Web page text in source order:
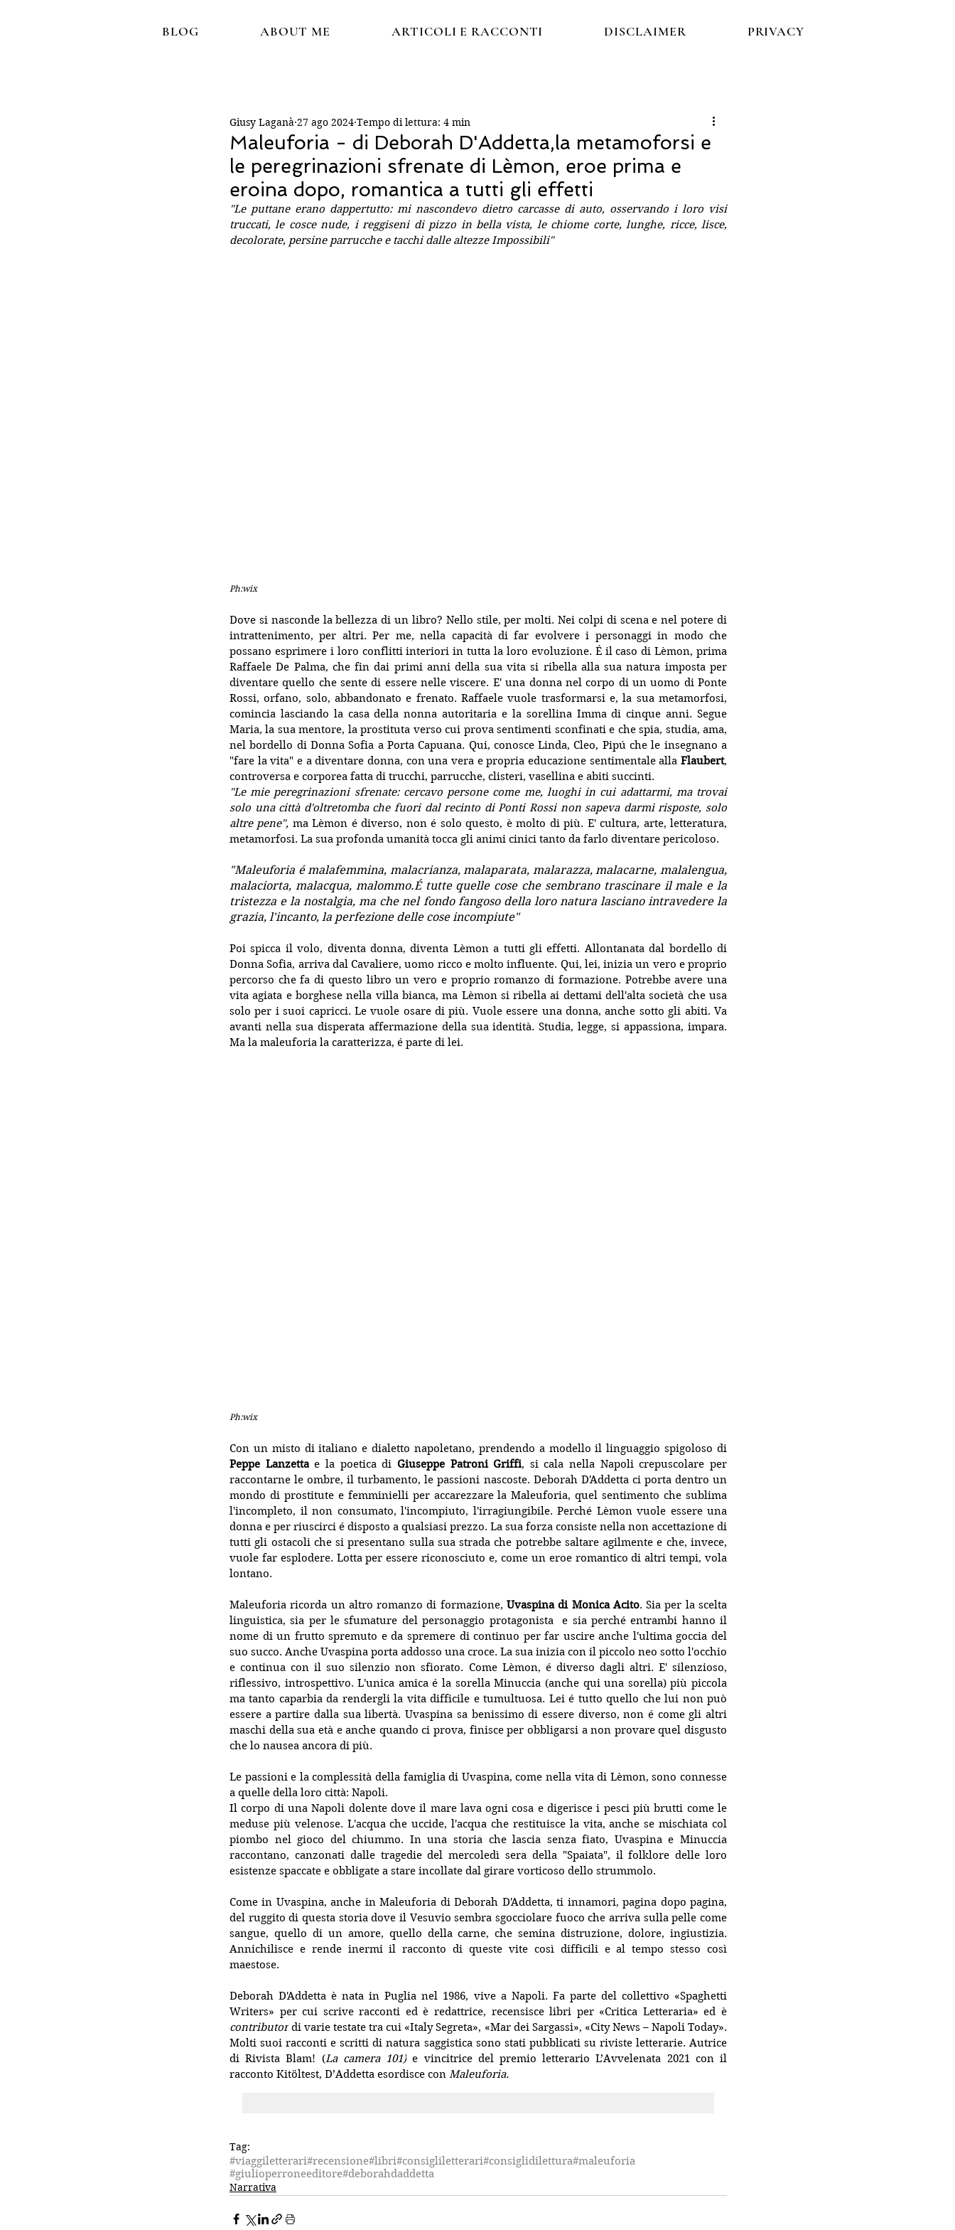
BLOG ABOUT ME ARTICOLI E RACCONTI DISCLAIMER PRIVACY
Maleuforia - di Deborah D'Addetta,la metamoforsi e
le peregrinazioni sfrenate di Lèmon, eroe prima e
eroina dopo, romantica a tutti gli effetti
Giusy Laganà 27 ago 2024 Tempo di lettura: 4 min
"Le puttane erano dappertutto: mi nascondevo dietro carcasse di auto, osservando i loro visi
truccati, le cosce nude, i reggiseni di pizzo in bella vista, le chiome corte, lunghe, ricce, lisce,
decolorate, persine parrucche e tacchi dalle altezze Impossibili"
Ph:wix
Dove si nasconde la bellezza di un libro? Nello stile, per molti. Nei colpi di scena e nel potere di
intrattenimento, per altri. Per me, nella capacità di far evolvere i personaggi in modo che
possano esprimere i loro conflitti interiori in tutta la loro evoluzione. É il caso di Lèmon, prima
Raffaele De Palma, che fin dai primi anni della sua vita si ribella alla sua natura imposta per
diventare quello che sente di essere nelle viscere. E' una donna nel corpo di un uomo di Ponte
Rossi, orfano, solo, abbandonato e frenato. Raffaele vuole trasformarsi e, la sua metamorfosi,
comincia lasciando la casa della nonna autoritaria e la sorellina Imma di cinque anni. Segue
Maria, la sua mentore, la prostituta verso cui prova sentimenti sconfinati e che spia, studia, ama,
nel bordello di Donna Sofia a Porta Capuana. Qui, conosce Linda, Cleo, Pipú che le insegnano a
"fare la vita" e a diventare donna, con una vera e propria educazione sentimentale alla Flaubert,
controversa e corporea fatta di trucchi, parrucche, clisteri, vasellina e abiti succinti.
"Le mie peregrinazioni sfrenate: cercavo persone come me, luoghi in cui adattarmi, ma trovai
solo una città d'oltretomba che fuori dal recinto di Ponti Rossi non sapeva darmi risposte, solo
altre pene", ma Lèmon é diverso, non é solo questo, è molto di più. E' cultura, arte, letteratura,
metamorfosi. La sua profonda umanità tocca gli animi cinici tanto da farlo diventare pericoloso.
"Maleuforia é malafemmina, malacrianza, malaparata, malarazza, malacarne, malalengua,
malaciorta, malacqua, malommo.É tutte quelle cose che sembrano trascinare il male e la
tristezza e la nostalgia, ma che nel fondo fangoso della loro natura lasciano intravedere la
grazia, l'incanto, la perfezione delle cose incompiute"
Poi spicca il volo, diventa donna, diventa Lèmon a tutti gli effetti. Allontanata dal bordello di
Donna Sofia, arriva dal Cavaliere, uomo ricco e molto influente. Qui, lei, inizia un vero e proprio
percorso che fa di questo libro un vero e proprio romanzo di formazione. Potrebbe avere una
vita agiata e borghese nella villa bianca, ma Lèmon si ribella ai dettami dell'alta società che usa
solo per i suoi capricci. Le vuole osare di più. Vuole essere una donna, anche sotto gli abiti. Va
avanti nella sua disperata affermazione della sua identità. Studia, legge, si appassiona, impara.
Ma la maleuforia la caratterizza, é parte di lei.
Ph:wix
Con un misto di italiano e dialetto napoletano,
Peppe Lanzetta e la poetica di Giuseppe Patroni Griffi, si cala nella Napoli crepuscolare per
raccontarne le ombre, il turbamento, le passioni nascoste. Deborah D'Addetta ci porta dentro un
mondo di prostitute e femminielli per accarezzare la Maleuforia, quel sentimento che sublima
l'incompleto, il non consumato, l'incompiuto, l'irragiungibile. Perché Lèmon vuole essere una
donna e per riuscirci é disposto a qualsiasi prezzo. La sua forza consiste nella non accettazione di
tutti gli ostacoli che si presentano sulla sua strada che potrebbe saltare agilmente e che, invece,
vuole far esplodere. Lotta per essere riconosciuto e, come un eroe romantico di altri tempi, vola
lontano.
Maleuforia ricorda un altro romanzo di formazione, Uvaspina di Monica Acito. Sia per la scelta
linguistica, sia per le sfumature del personaggio protagonista  e sia perché entrambi hanno il
nome di un frutto spremuto e da spremere di continuo per far uscire anche l'ultima goccia del
suo succo. Anche Uvaspina porta addosso una croce. La sua inizia con il piccolo neo sotto l'occhio
e continua con il suo silenzio non sfiorato. Come Lèmon, é diverso dagli altri. E' silenzioso,
riflessivo, introspettivo. L'unica amica é la sorella Minuccia (anche qui una sorella) più piccola
ma tanto caparbia da rendergli la vita difficile e tumultuosa. Lei é tutto quello che lui non può
essere a partire dalla sua libertà. Uvaspina sa benissimo di essere diverso, non é come gli altri
maschi della sua età e anche quando ci prova, finisce per obbligarsi a non provare quel disgusto
che lo nausea ancora di più.
Le passioni e la complessità della famiglia di Uvaspina, come nella vita di Lèmon, sono connesse
a quelle della loro città: Napoli.
Il corpo di una Napoli dolente dove il mare lava ogni cosa e digerisce i pesci più brutti come le
meduse più velenose. L'acqua che uccide, l'acqua che restituisce la vita, anche se mischiata col
piombo nel gioco del chiummo. In una storia che lascia senza fiato, Uvaspina e Minuccia
raccontano, canzonati dalle tragedie del mercoledì sera della "Spaiata", il folklore delle loro
esistenze spaccate e obbligate a stare incollate dal girare vorticoso dello strummolo.
Come in Uvaspina, anche in Maleuforia di Deborah D'Addetta, ti innamori, pagina dopo pagina,
del ruggito di questa storia dove il Vesuvio sembra sgocciolare fuoco che arriva sulla pelle come
sangue, quello di un amore, quello della carne, che semina distruzione, dolore, ingiustizia.
Annichilisce e rende inermi il racconto di queste vite così difficili e al tempo stesso così
maestose.
Deborah D'Addetta è nata in Puglia nel 1986, vive a Napoli. Fa parte del collettivo «Spaghetti
contributor di varie testate tra cui «Italy Segreta», «Mar dei Sargassi», «City News – Napoli Today».
Molti suoi racconti e scritti di natura saggistica sono stati pubblicati su riviste letterarie. Autrice
di Rivista Blam! (La camera 101) e vincitrice del premio letterario L’Avvelenata 2021 con il
racconto Kitöltest, D’Addetta esordisce con Maleuforia.
Tag:
#viaggiletterari#recensione#libri#consigliletterari#consiglidilettura#maleuforia
#giulioperroneeditore#deborahdaddetta
Narrativa